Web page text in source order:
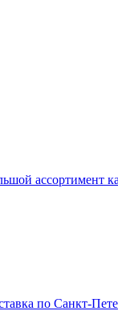
ассортимент
по Санкт-